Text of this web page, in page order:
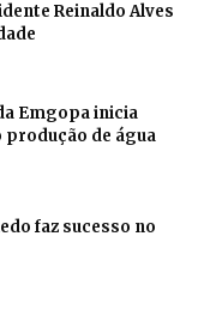
Reinaldo Alves
Emgopa inicia
de água
faz sucesso no